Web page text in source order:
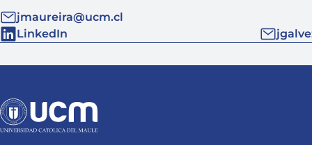
jmaureira@ucm.cl
LinkedIn